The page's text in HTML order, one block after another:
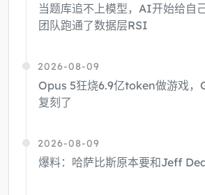
当题库追不上模型，AI开始给自
团队跑通了数据层RSI
2026-08-09
Opus 5狂烧6.9亿token做游戏，
复刻了
2026-08-09
爆料：哈萨比斯原本要和Jeff